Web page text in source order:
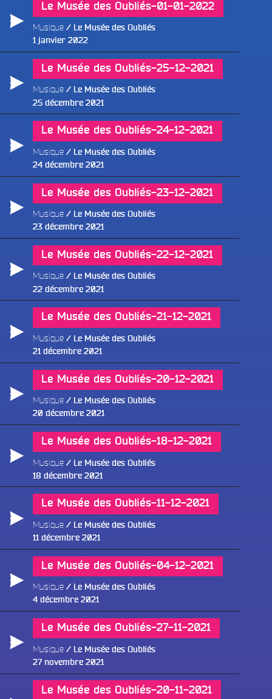
Le Musée des Oubliés-01-01-2022
Musique
Le Musée des Oubliés
Publié
1 janvier 2022
Le Musée des Oubliés-25-12-2021
Musique
Le Musée des Oubliés
Publié
25 décembre 2021
Le Musée des Oubliés-24-12-2021
Musique
Le Musée des Oubliés
Publié
24 décembre 2021
Le Musée des Oubliés-23-12-2021
Musique
Le Musée des Oubliés
Publié
23 décembre 2021
Le Musée des Oubliés-22-12-2021
Musique
Le Musée des Oubliés
Publié
22 décembre 2021
Le Musée des Oubliés-21-12-2021
Musique
Le Musée des Oubliés
Publié
21 décembre 2021
Le Musée des Oubliés-20-12-2021
Musique
Le Musée des Oubliés
Publié
20 décembre 2021
Le Musée des Oubliés-18-12-2021
Musique
Le Musée des Oubliés
Publié
18 décembre 2021
Le Musée des Oubliés-11-12-2021
Musique
Le Musée des Oubliés
Publié
11 décembre 2021
Le Musée des Oubliés-04-12-2021
Musique
Le Musée des Oubliés
Publié
4 décembre 2021
Le Musée des Oubliés-27-11-2021
Musique
Le Musée des Oubliés
Publié
27 novembre 2021
Le Musée des Oubliés-20-11-2021